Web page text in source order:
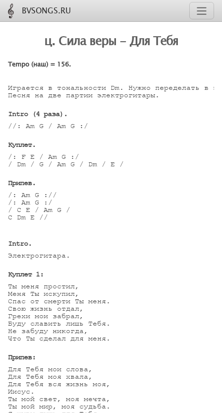
BVSONGS.RU
ц. Сила веры - Для Тебя
Tempo (наш) = 156.
Играется в тональности Dm. Нужно переделать в
Песня на две партии электрогитары.
Intro (4 раза).
//: Am G / Am G :/
Куплет.
/: F E / Am G :/
/ Dm / G / Am G / Dm / E /
Припев.
/: Am G ://
/: Am G :/
/ C E / Am G /
C Dm E //
Intro.
Электрогитара.
Куплет 1:
Ты меня простил,
Меня Ты искупил,
Спас от смерти Ты меня.
Свою жизнь отдал,
Грехи мои забрал,
Буду славить лишь Тебя.
Не забуду никогда,
Что Ты сделал для меня.
Припев:
Для Тебя мои слова,
Для Тебя моя хвала,
Для Тебя вся жизнь моя,
Иисус.
Ты мой свет, моя мечта,
Ты мой мир, моя судьба.